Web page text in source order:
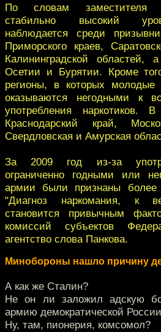
По словам заместителя
стабильно высокий
наблюдается среди
Приморского краев,
Калининградской областей,
Осетии и Бурятии. Кроме
регионы, в которых
оказываются негодными к
употребления наркотиков.
Краснодарский край,
Свердловская и Амурская
За 2009 год из-за
ограниченно годными или
армии были признаны более
"Диагноз наркомания, к
становится привычным
комиссий субъектов
агентство слова Панкова.
Минобороны нашло причину
А как же Сталин?
Не он ли заложил адскую
армию демократической
Ну, там, пионерия, комсомол?